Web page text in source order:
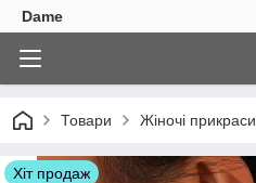
Dame
Товари Жіночі прикраси
Хіт продаж